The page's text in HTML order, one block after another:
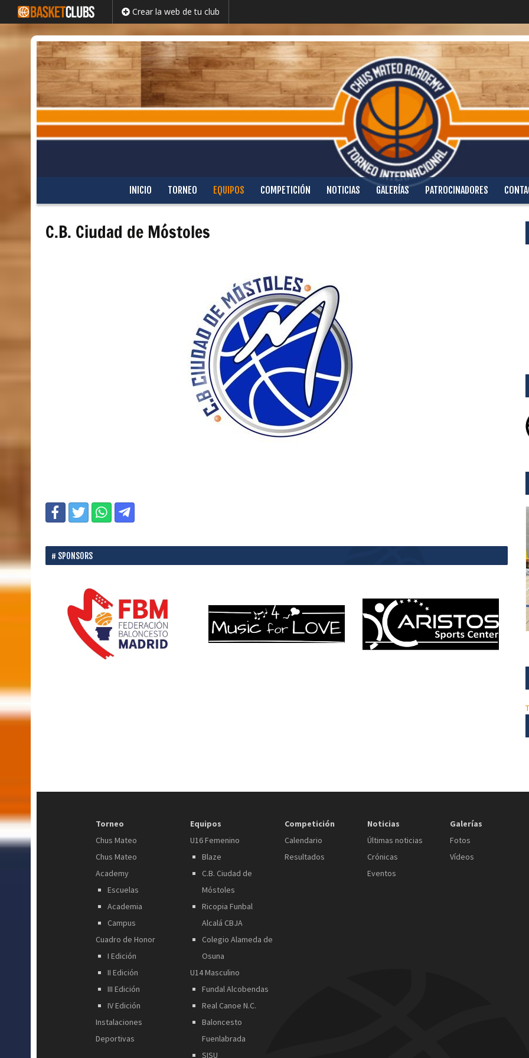
Crear la web de tu club
INICIO TORNEO EQUIPOS COMPETICIÓN NOTICIAS GALERÍAS PATROCINADORES
C.B. Ciudad de Móstoles
SPONSORS
Torneo
Chus Mateo
Chus Mateo
Academy
Escuelas
Academia
Campus
Cuadro de Honor
I Edición
II Edición
III Edición
IV Edición
Instalaciones
Deportivas
Equipos
U16 Femenino
Blaze
C.B. Ciudad de
Móstoles
Ricopia Funbal
Alcalá CBJA
Colegio Alameda de
Osuna
U14 Masculino
Fundal Alcobendas
Real Canoe N.C.
Baloncesto
Fuenlabrada
SISU
Competición
Calendario
Resultados
Noticias
Últimas noticias
Crónicas
Eventos
Galerías
Fotos
Vídeos